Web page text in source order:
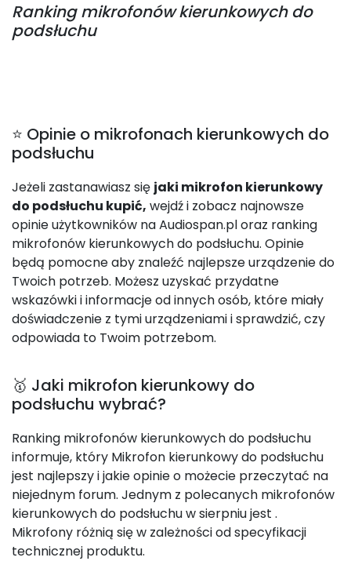
Rankingmikrofonów kierunkowych do
podsłuchu
⭐ Opinie o mikrofonach kierunkowych do
podsłuchu
Jeżeli zastanawiasz się jaki mikrofon kierunkowy
do podsłuchu kupić, wejdź i zobacz najnowsze
opinie użytkowników na Audiospan.pl oraz ranking
mikrofonów kierunkowych do podsłuchu. Opinie
będą pomocne aby znaleźć najlepsze urządzenie do
Twoich potrzeb. Możesz uzyskać przydatne
wskazówki i informacje od innych osób, które miały
doświadczenie z tymi urządzeniami i sprawdzić, czy
odpowiada to Twoim potrzebom.
🥇 Jaki mikrofon kierunkowy do
podsłuchu wybrać?
Ranking mikrofonów kierunkowych do podsłuchu
informuje, który Mikrofon kierunkowy do podsłuchu
jest najlepszy i jakie opinie o możecie przeczytać na
niejednym forum. Jednym z polecanych mikrofonów
kierunkowych do podsłuchu w sierpniu jest .
Mikrofony różnią się w zależności od specyfikacji
technicznej produktu.